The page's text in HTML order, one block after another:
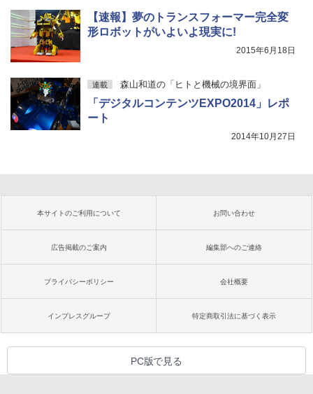
【速報】夢のトランスフォーマー完全変
形ロボットがいよいよ現実に!
2015年6月18日
連載 森山和道の「ヒトと機械の境界面」
「デジタルコンテンツEXPO2014」レポ
ート
2014年10月27日
本サイトのご利用について お問い合わせ
広告掲載のご案内 編集部へのご連絡
プライバシーポリシー 会社概要
インプレスグループ 特定商取引法に基づく表示
PC版で見る